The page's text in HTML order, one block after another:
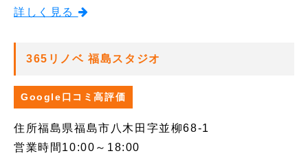
詳しく見る
365リノベ 福島スタジオ
Google口コミ高評価
住所福島県福島市八木田字並柳68-1
営業時間 10:00～18:00